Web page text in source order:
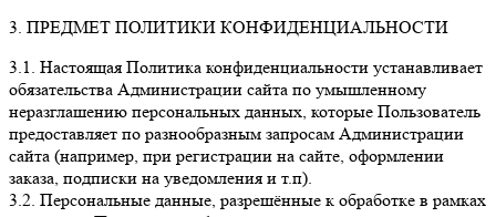
3. ПРЕДМЕТ ПОЛИТИКИ КОНФИДЕНЦИАЛЬНОСТИ
3.1. Настоящая Политика конфиденциальности устанавливает
обязательства Администрации сайта по умышленному
неразглашению персональных данных, которые Пользователь
предоставляет по разнообразным запросам Администрации
сайта (например, при регистрации на сайте, оформлении
заказа, подписки на уведомления и т.п).
3.2. Персональные данные, разрешённые к обработке в рамках